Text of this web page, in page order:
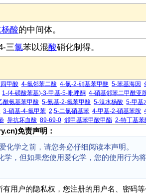
酸的中间体。
三氯苯以混酸硝化制得。
甲酸 4-氯邻苯二酸 4-氯-2-硝基苯甲醚 5-苯基海因
1-(4-磺酸苯基)-3-甲基-5-吡唑酮 4-硝基邻苯二甲酰亚
酰氨基苯甲酸 5-氨基-2-氯苯甲酸 5-溴水杨酸 5-甲基
3-硝基-4-氯甲苯 2,5-二氯硝基苯 4-甲基-2-硝基苯胺
异抗坏血酸 89-69-0 邻甲基苯甲酸甲酯 2-特丁基苯
免责声明：
化学之前，请您务必仔细阅读本声明。
学，但如果您使用爱化学，您的使用行为
有用户的隐私权，您注册的用户名、密码